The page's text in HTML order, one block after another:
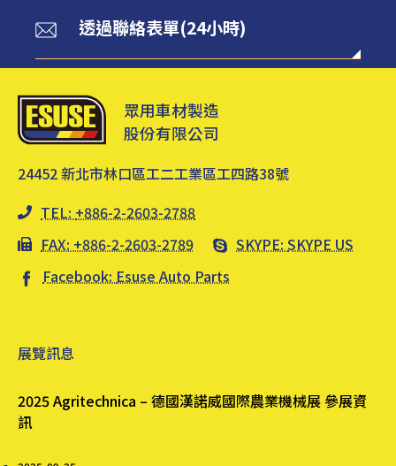
透過聯絡表單(24小時)
眾用車材製造
股份有限公司
24452 新北市林口區工二工業區工四路38號
TEL: +886-2-2603-2788
FAX: +886-2-2603-2789
SKYPE: SKYPE US
Facebook: Esuse Auto Parts
展覽訊息
2025 Agritechnica – 德國漢諾威國際農業機械展 參展資
訊